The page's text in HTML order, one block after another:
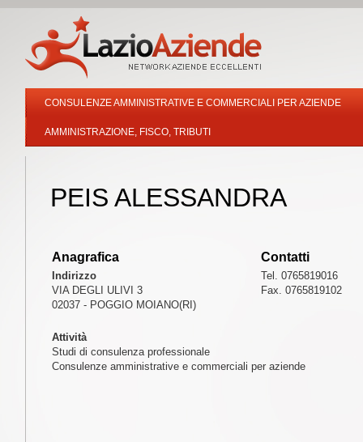
CONSULENZE AMMINISTRATIVE E COMMERCIALI PER AZIENDE
AMMINISTRAZIONE, FISCO, TRIBUTI
PEIS ALESSANDRA
Anagrafica
Indirizzo
VIA DEGLI ULIVI 3
02037 - POGGIO MOIANO(RI)
Contatti
Tel. 0765819016
Fax. 0765819102
Attività
Studi di consulenza professionale
Consulenze amministrative e commerciali per aziende